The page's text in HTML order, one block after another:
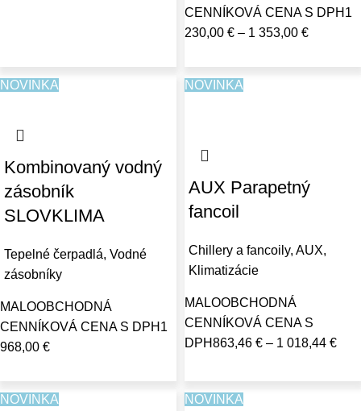
CENNÍKOVÁ CENA S DPH 1
230,00 € – 1 353,00 €
NOVINKA
Kombinovaný vodný
zásobník
SLOVKLIMA
Tepelné čerpadlá, Vodné
zásobníky
MALOOBCHODNÁ
CENNÍKOVÁ CENA S DPH 1
968,00 €
NOVINKA
AUX Parapetný
fancoil
Chillery a fancoily, AUX,
Klimatizácie
MALOOBCHODNÁ
CENNÍKOVÁ CENA S
DPH863,46 € – 1 018,44 €
NOVINKA NOVINKA